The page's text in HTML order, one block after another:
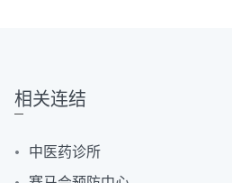
相关连结
中医药诊所